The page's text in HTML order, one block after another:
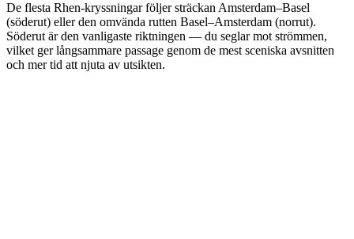
De flesta Rhen-kryssningar följer sträckan Amsterdam–Basel
(söderut) eller den omvända rutten Basel–Amsterdam (norrut).
Söderut är den vanligaste riktningen — du seglar mot strömmen,
vilket ger långsammare passage genom de mest sceniska avsnitten
och mer tid att njuta av utsikten.